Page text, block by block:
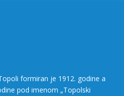
formiran je 1912. godine a
pod imenom „Topolski